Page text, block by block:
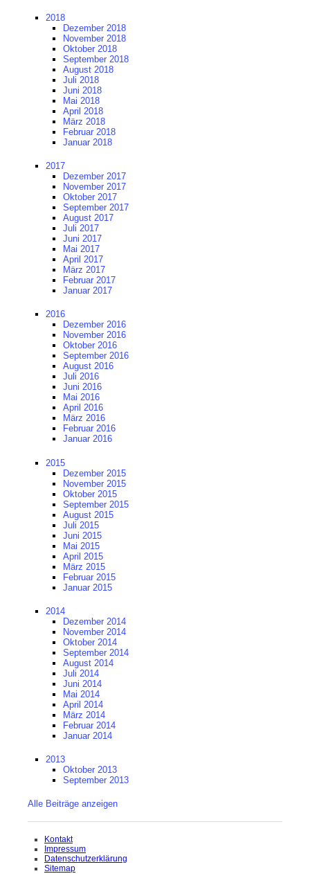
2018
Dezember 2018
November 2018
Oktober 2018
September 2018
August 2018
Juli 2018
Juni 2018
Mai 2018
April 2018
März 2018
Februar 2018
Januar 2018
2017
Dezember 2017
November 2017
Oktober 2017
September 2017
August 2017
Juli 2017
Juni 2017
Mai 2017
April 2017
März 2017
Februar 2017
Januar 2017
2016
Dezember 2016
November 2016
Oktober 2016
September 2016
August 2016
Juli 2016
Juni 2016
Mai 2016
April 2016
März 2016
Februar 2016
Januar 2016
2015
Dezember 2015
November 2015
Oktober 2015
September 2015
August 2015
Juli 2015
Juni 2015
Mai 2015
April 2015
März 2015
Februar 2015
Januar 2015
2014
Dezember 2014
November 2014
Oktober 2014
September 2014
August 2014
Juli 2014
Juni 2014
Mai 2014
April 2014
März 2014
Februar 2014
Januar 2014
2013
Oktober 2013
September 2013
Alle Beiträge anzeigen
Navigation
überspringen
Kontakt
Impressum
Datenschutzerklärung
Sitemap